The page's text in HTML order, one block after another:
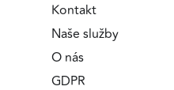
Kontakt
Naše služby
O nás
GDPR